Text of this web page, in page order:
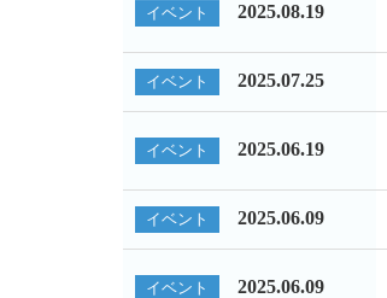
イベント 2025.08.19
イベント 2025.07.25
イベント 2025.06.19
イベント 2025.06.09
イベント 2025.06.09